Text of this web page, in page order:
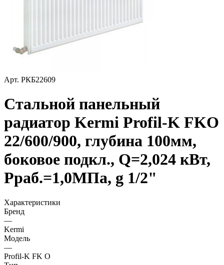
Арт. РКБ22609
Стальной панельный
радиатор Kermi Profil-K FKO
22/600/900, глубина 100мм,
боковое подкл., Q=2,024 кВт,
Рраб.=1,0МПа, g 1/2"
Характеристики
Бренд
—
Kermi
Модель
—
Profil-K FK O